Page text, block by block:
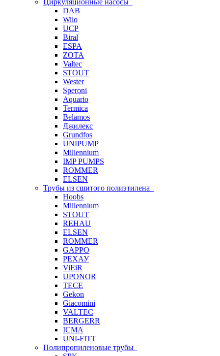
Циркуляционные насосы
DAB
Wilo
UCP
Biral
ESPA
ZOTA
Valtec
STOUT
Wester
Speroni
Aquario
Termica
Belamos
Джилекс
Grundfos
UNIPUMP
Millennium
IMP PUMPS
ROMMER
ELSEN
Трубы из сшитого полиэтилена
Hoobs
Millennium
STOUT
REHAU
ELSEN
ROMMER
GAPPO
РЕХАУ
ViEiR
UPONOR
TECE
Gekon
Giacomini
VALTEC
BERGERR
ICMA
UNI-FITT
Полипропиленовые трубы